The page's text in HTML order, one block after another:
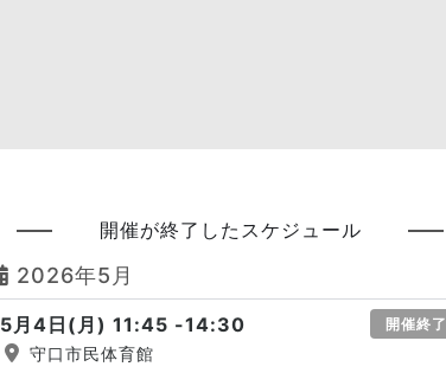
開催が終了したスケジュール
2026年5月
5月4日(月) 11:45 -14:30 開催終了
守口市民体育館